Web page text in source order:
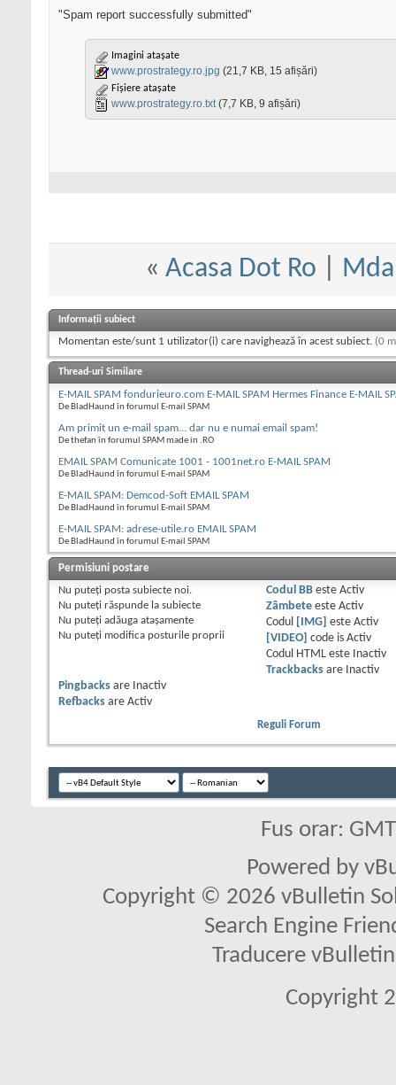
"Spam report successfully submitted"
Imagini atașate
www.prostrategy.ro.jpg (21,7 KB, 15 afișări)
Fișiere atașate
www.prostrategy.ro.txt (7,7 KB, 9 afișări)
« Acasa Dot Ro
Informații subiect
Momentan este/sunt 1 utilizator(i) care navighează în acest subiect. (0
Thread-uri Similare
E-MAIL SPAM fondurieuro.com E-MAIL SPAM Hermes Finance E-MAIL
De BladHaund în forumul E-mail SPAM
Am primit un e-mail spam... dar nu e numai email spam!
De thefan în forumul SPAM made in .RO
EMAIL SPAM Comunicate 1001 - 1001net.ro E-MAIL SPAM
De BladHaund în forumul E-mail SPAM
E-MAIL SPAM: Demcod-Soft EMAIL SPAM
De BladHaund în forumul E-mail SPAM
E-MAIL SPAM: adrese-utile.ro EMAIL SPAM
De BladHaund în forumul E-mail SPAM
Permisiuni postare
Nu puteţi posta subiecte noi.
Nu puteţi răspunde la subiecte
Nu puteţi adăuga ataşamente
Nu puteţi modifica posturile proprii
Codul BBeste Activ
Zâmbeteeste Activ
Codul
[IMG] este Activ
[VIDEO]
code is Activ
Codul HTML este
Inactiv
Trackbacksare
Inactiv
Pingbacks are
Inactiv
Refbacks are Activ
Reguli Forum
Fus orar:
Powered by
Copyright © 2026 vBulletin
Search Engine
Traducere
Copyright